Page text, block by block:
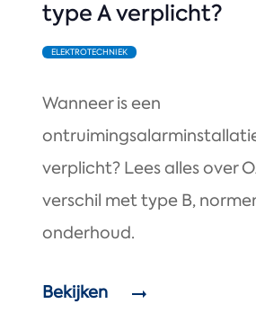
type A verplicht?
ELEKTROTECHNIEK
Wanneer is een
verplicht? Lees alles over
verschil met type B,
onderhoud.
Bekijken